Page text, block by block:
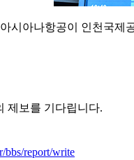
시아나항공이 인천국제
제보를 기다립니다.
bbs/report/write